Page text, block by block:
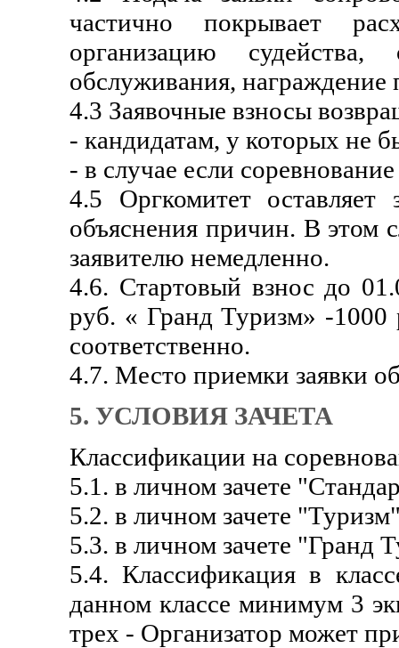
частично покрывает
организацию судейства,
обслуживания, награждение
4.3 Заявочные взносы
- кандидатам, у которых не
- в случае если
4.5 Оргкомитет
объяснения причин. В этом
заявителю немедленно.
4.6. Стартовый взнос до
руб. « Гранд Туризм» -
соответственно.
4.7. Место приемки заявки
5. УСЛОВИЯ ЗАЧЕТА
Классификации на
5.1. в личном зачете
5.2. в личном зачете
5.3. в личном зачете "Гранд
5.4. Классификация в
данном классе минимум 3
трех - Организатор может